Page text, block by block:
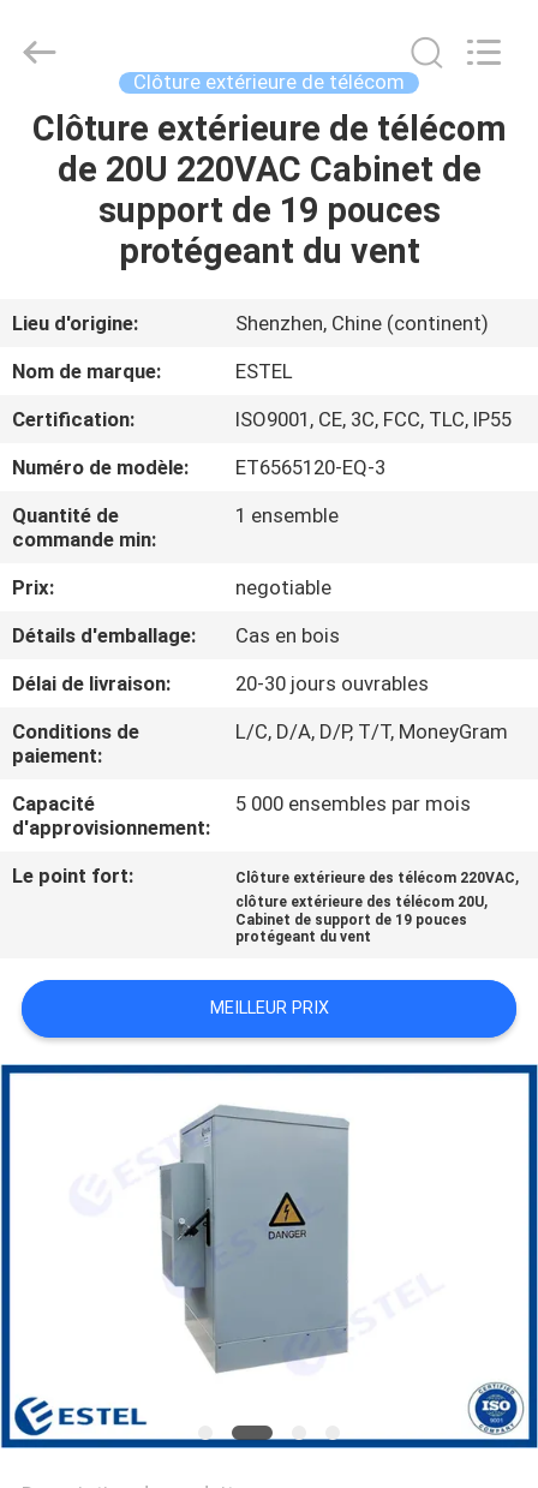
MAISON
PRODUITS
SUJET
DE
NOUS
VISITE
D'USINE
CONTRÔLE
DE
QUALITÉ
CONTACTEZ-
NOUS
NOUVELLES
UNE
CITATION
AND
TECHNOLOGY
Rights
Reserved.
Clôture extérieure de télécom
Clôture extérieure de télécom
de 20U 220VAC Cabinet de
support de 19 pouces
protégeant du vent
Lieu d'origine:
Shenzhen, Chine (continent)
Nom de marque:
ESTEL
Certification:
ISO9001, CE, 3C, FCC, TLC, IP55
Numéro de modèle:
ET6565120-EQ-3
Quantité de
commande min:
1 ensemble
Prix:
negotiable
Détails d'emballage:
Cas en bois
Délai de livraison:
20-30 jours ouvrables
Conditions de
paiement:
L/C, D/A, D/P, T/T, MoneyGram
Capacité
d'approvisionnement:
5 000 ensembles par mois
Le point fort: Clôture extérieure des télécom 220VAC,
clôture extérieure des télécom 20U,
Cabinet de support de 19 pouces
protégeant du vent
MEILLEUR PRIX